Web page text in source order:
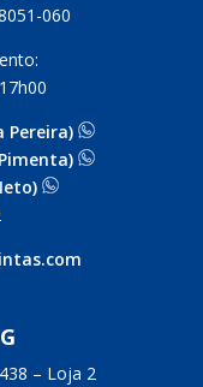
060
Pereira)
– Loja 2